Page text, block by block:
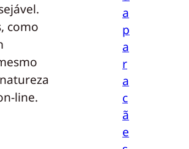
como
line.
a
p
a
r
a
c
ã
e